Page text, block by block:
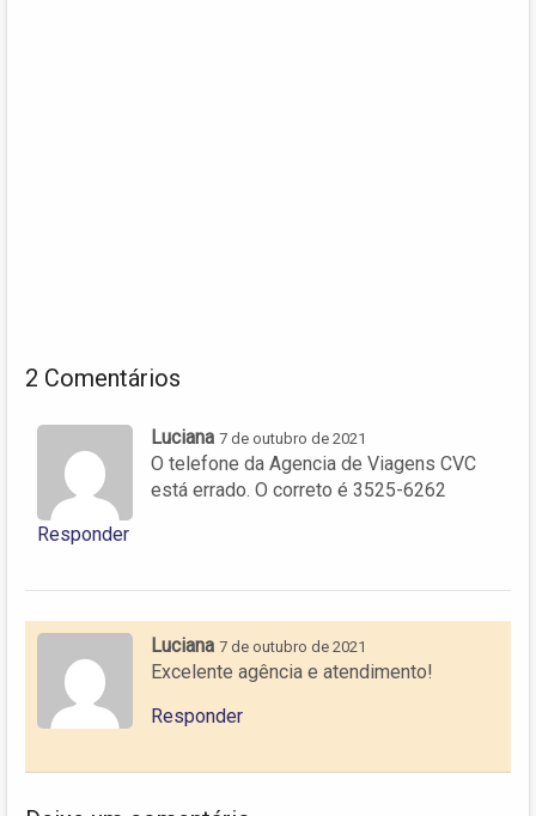
2 Comentários
Luciana 7 de outubro de 2021
O telefone da Agencia de Viagens CVC
está errado. O correto é 3525-6262
Responder
Luciana 7 de outubro de 2021
Excelente agência e atendimento!
Responder